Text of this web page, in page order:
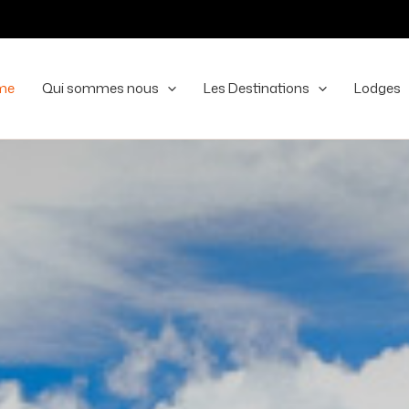
Qui sommes nous Les Destinations Lodges